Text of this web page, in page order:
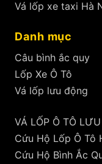
Vá lốp xe taxi Hà
Danh mục
Câu bình ắc quy
Lốp Xe Ô Tô
Vá lốp lưu động
VÁ LỐP Ô TÔ
Cứu Hộ Lốp Ô Tô
Cứu Hộ Bình Ắc